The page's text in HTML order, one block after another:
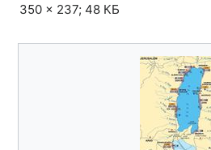
350 × 237; 48 КБ